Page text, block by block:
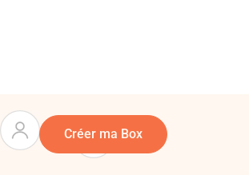
Panier
Créer ma Box